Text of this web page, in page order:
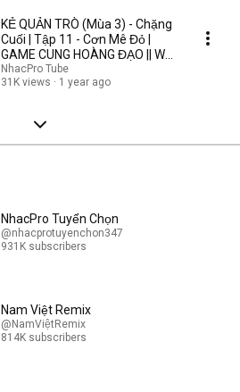
KẺ QUẢN TRÒ (Mùa 3) - Chặng
Cuối | Tập 11 - Cơn Mê Đỏ |
GAME CUNG HOÀNG ĐẠO || Web
Drama 2025
NhacPro Tube
31K views
1 year ago
NhacPro Tuyển Chọn
@nhacprotuyenchon347
931K subscribers
Nam Việt Remix
@NamViệtRemix
814K subscribers